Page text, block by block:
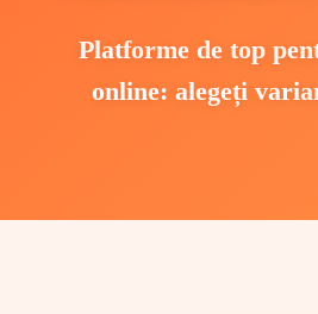
Platforme de top
online: alegeți